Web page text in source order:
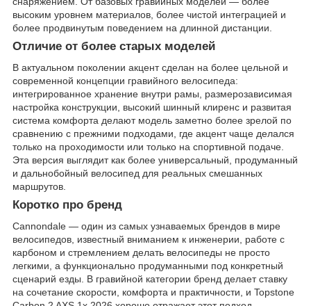
высоким уровнем материалов, более чистой интеграцией и
более продвинутым поведением на длинной дистанции.
Отличие от более старых моделей
В актуальном поколении акцент сделан на более цельной и
современной концепции гравийного велосипеда:
интегрированное хранение внутри рамы, размерозависимая
настройка конструкции, высокий шинный клиренс и развитая
система комфорта делают модель заметно более зрелой по
сравнению с прежними подходами, где акцент чаще делался
только на проходимости или только на спортивной подаче.
Эта версия выглядит как более универсальный, продуманный
и дальнобойный велосипед для реальных смешанных
маршрутов.
Коротко про бренд
Cannondale — один из самых узнаваемых брендов в мире
велосипедов, известный вниманием к инженерии, работе с
карбоном и стремлением делать велосипеды не просто
легкими, а функционально продуманными под конкретный
сценарий езды. В гравийной категории бренд делает ставку
на сочетание скорости, комфорта и практичности, и Topstone